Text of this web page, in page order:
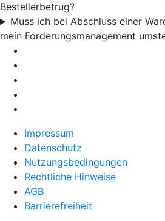
Bestellerbetrug?
Muss ich bei Abschluss einer
mein Forderungsmanagement
Impressum
Datenschutz
Nutzungsbedingungen
Rechtliche Hinweise
AGB
Barrierefreiheit